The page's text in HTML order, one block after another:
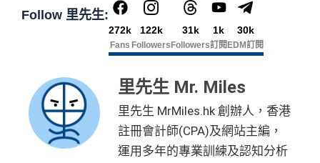
Follow 里先生:
272k
Fans
122k
Followers
31k
Followers
1k
訂閱
30k
EDM訂閱
里先生 Mr. Miles
里先生 MrMiles.hk 創辦人，香港
註冊會計師(CPA)及網站主編，
運用多年的專業訓練及認知分析